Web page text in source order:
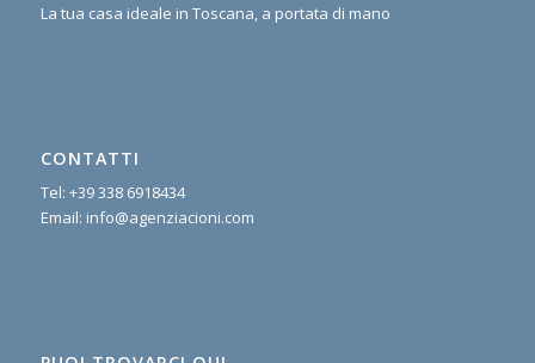
La tua casa ideale in Toscana, a portata di mano
CONTATTI
Tel: +39 338 6918434
Email: info@agenziacioni.com